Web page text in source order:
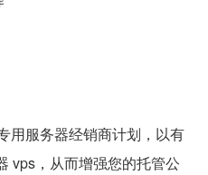
用服务器经销商计划，以有
vps，从而增强您的托管公